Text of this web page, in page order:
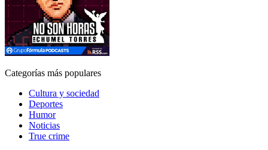
Categorías más populares
Cultura y sociedad
Deportes
Humor
Noticias
True crime